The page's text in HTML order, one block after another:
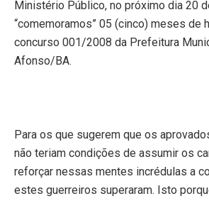
Ministério Público, no próximo dia 20
“comemoramos” 05 (cinco) meses de
concurso 001/2008 da Prefeitura
Afonso/BA.
Para os que sugerem que os
não teriam condições de assumir os
reforçar nessas mentes incrédulas a
estes guerreiros superaram. Isto